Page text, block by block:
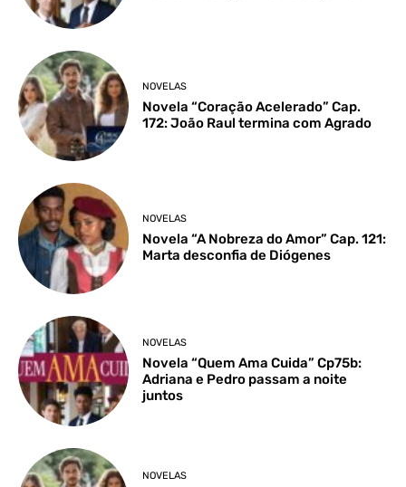
NOVELAS
Novela “Coração Acelerado” Cap.
172: João Raul termina com Agrado
NOVELAS
Novela “A Nobreza do Amor” Cap. 121:
Marta desconfia de Diógenes
NOVELAS
Novela “Quem Ama Cuida” Cp75b:
Adriana e Pedro passam a noite
juntos
NOVELAS